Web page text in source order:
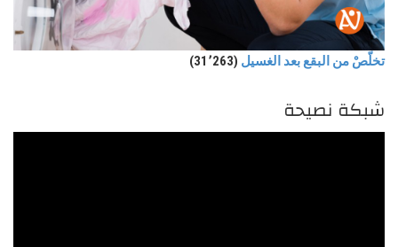
تخلّصْ من البقع بعد الغسيل (31٬263)
شبكة نصيحة